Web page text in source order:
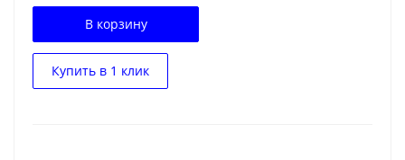
В корзину
Купить в 1 клик